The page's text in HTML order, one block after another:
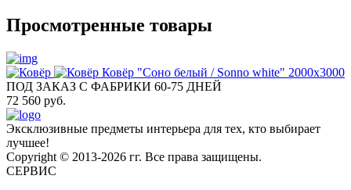
Просмотренные товары
Ковёр "Соно белый / Sonno white" 2000x3000
ПОД ЗАКАЗ С ФАБРИКИ 60-75 ДНЕЙ
72 560 руб.
Эксклюзивные предметы интерьера для тех, кто выбирает
лучшее!
Copyright © 2013-2026 гг. Все права защищены.
СЕРВИС